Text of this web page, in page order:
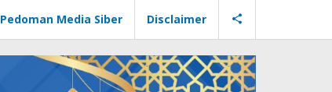
Pedoman Media Siber Disclaimer